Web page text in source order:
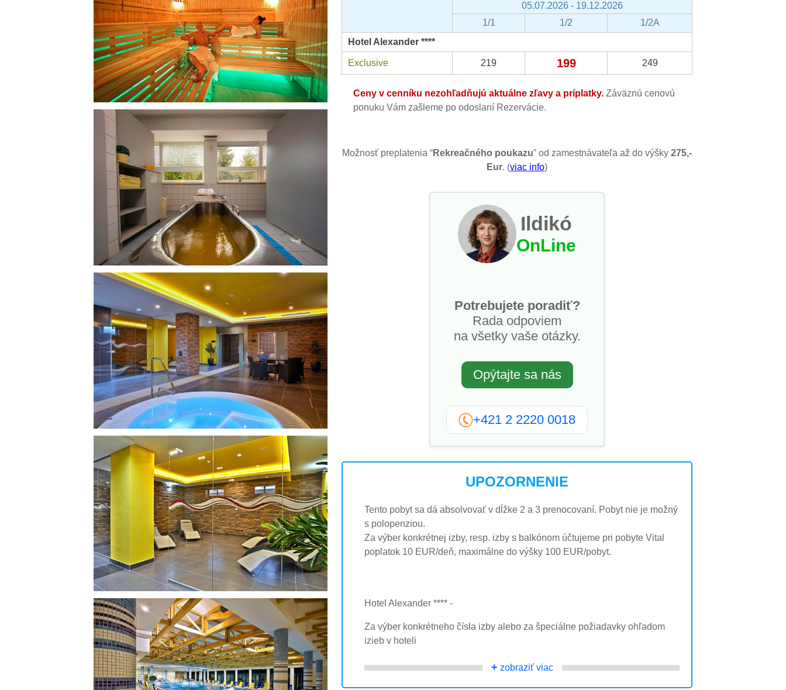
05.07.2026 - 19.12.2026
1/1
1/2
1/2A
Hotel Alexander ****
Exclusive 219 199 249
Ceny v cenníku nezohľadňujú aktuálne zľavy a príplatky. Záväznú cenovú
ponuku Vám zašleme po odoslaní Rezervácie.
Možnosť preplatenia “Rekreačného poukazu” od zamestnávateľa až do výšky 275,-
Eur. (viac info)
Ildikó
OnLine
Potrebujete poradiť?
Rada odpoviem
na všetky vaše otázky.
Opýtajte sa nás
+421 2 2220 0018
UPOZORNENIE
Tento pobyt sa dá absolvovať v dĺžke 2 a 3 prenocovaní. Pobyt nie je možný
s polopenziou.
Za výber konkrétnej izby, resp. izby s balkónom účtujeme pri pobyte Vital
poplatok 10 EUR/deň, maximálne do výšky 100 EUR/pobyt.
Hotel Alexander **** -
Za výber konkrétneho čísla izby alebo za špeciálne požiadavky ohľadom
izieb v hoteli
+ zobraziť viac